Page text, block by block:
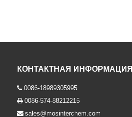
КОНТАКТНАЯ ИНФОРМАЦИЯ
 0086-18989305995
 0086-574-88212215
 sales@mosinterchem.com